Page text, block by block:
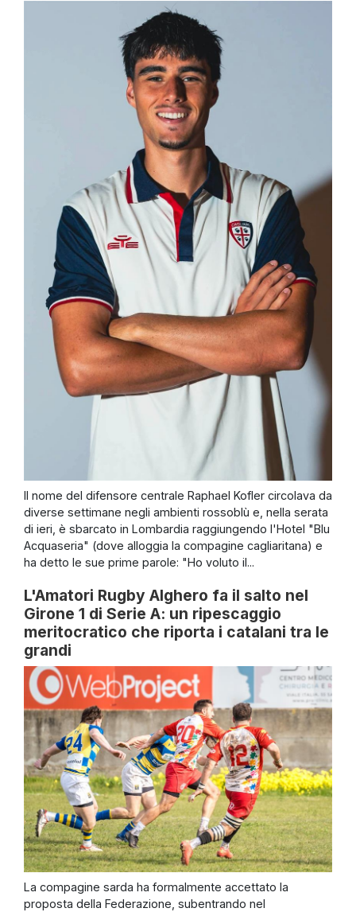
Il nome del difensore centrale Raphael Kofler circolava da
diverse settimane negli ambienti rossoblù e, nella serata
di ieri, è sbarcato in Lombardia raggiungendo l'Hotel "Blu
Acquaseria" (dove alloggia la compagine cagliaritana) e
ha detto le sue prime parole: "Ho voluto il...
L'Amatori Rugby Alghero fa il salto nel
Girone 1 di Serie A: un ripescaggio
meritocratico che riporta i catalani tra le
grandi
La compagine sarda ha formalmente accettato la
proposta della Federazione, subentrando nel